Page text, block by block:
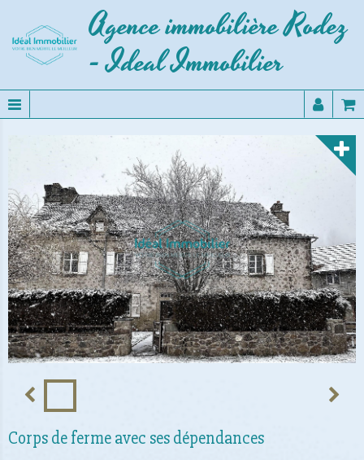
Agence immobilière Rodez
- Ideal Immobilier
Corps de ferme avec ses dépendances